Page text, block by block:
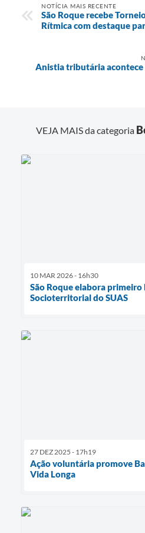
NOTÍCIA MAIS RECENTE
São Roque recebe
Rítmica com destaque
Anistia tributária acontece
VEJA MAIS da categoria
10 MAR 2026 - 16h30
São Roque elabora
Socioterritorial do SUAS
27 DEZ 2025 - 17h19
Ação voluntária promove
Vida Longa